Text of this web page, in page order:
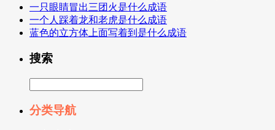
一只眼睛冒出三团火是什么成语
一个人踩着龙和老虎是什么成语
蓝色的立方体上面写着到是什么成语
搜索
分类导航